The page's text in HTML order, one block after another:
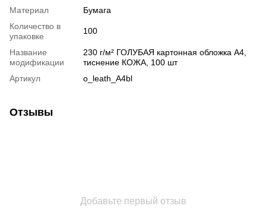
Материал
Бумага
Количество в
упаковке
100
Название
модификации
230 г/м² ГОЛУБАЯ картонная обложка А4,
тиснение КОЖА, 100 шт
Артикул
o_leath_A4bl
Отзывы
Добавьте первый отзыв